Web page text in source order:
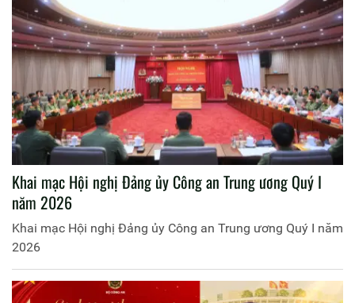
Khai mạc Hội nghị Đảng ủy Công an Trung ương Quý I
năm 2026
Khai mạc Hội nghị Đảng ủy Công an Trung ương Quý I năm
2026